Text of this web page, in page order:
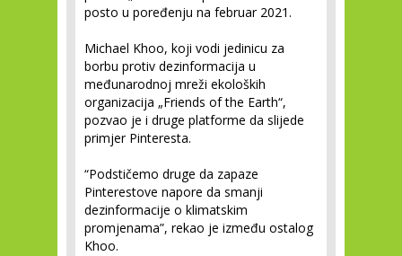
posto u poređenju na februar 2021.
Michael Khoo, koji vodi jedinicu za
borbu protiv dezinformacija u
međunarodnoj mreži ekoloških
organizacija „Friends of the Earth“,
pozvao je i druge platforme da slijede
primjer Pinteresta.
“Podstičemo druge da zapaze
Pinterestove napore da smanji
dezinformacije o klimatskim
promjenama”, rekao je između ostalog
Khoo.